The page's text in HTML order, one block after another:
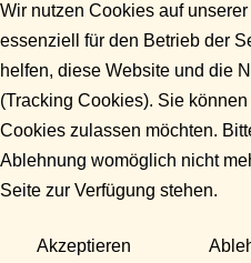
Wir nutzen Cookies auf
essenziell für den Betrieb der
helfen, diese Website und die
(Tracking Cookies). Sie
Cookies zulassen möchten.
Ablehnung womöglich nicht
Seite zur Verfügung stehen.
Akzeptieren